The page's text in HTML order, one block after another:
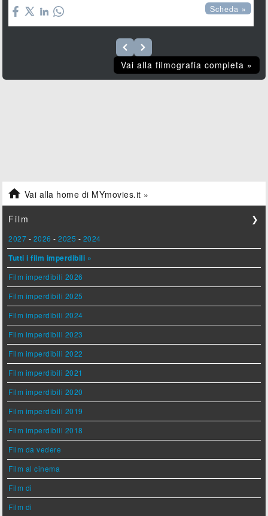
Scheda »
Vai alla filmografia completa »
 Vai alla home di MYmovies.it »
Film ❯
2027 - 2026 -2025 - 2024
Tutti i film imperdibili »
Film imperdibili 2026
Film imperdibili 2025
Film imperdibili 2024
Film imperdibili 2023
Film imperdibili 2022
Film imperdibili 2021
Film imperdibili 2020
Film imperdibili 2019
Film imperdibili 2018
Film da vedere
Film al cinema
Film di
Film di